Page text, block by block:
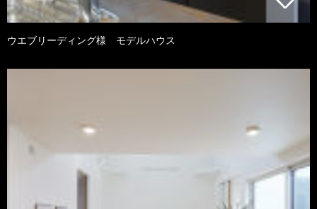
ウエブリーディング様 モデルハウス